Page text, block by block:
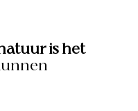
is het